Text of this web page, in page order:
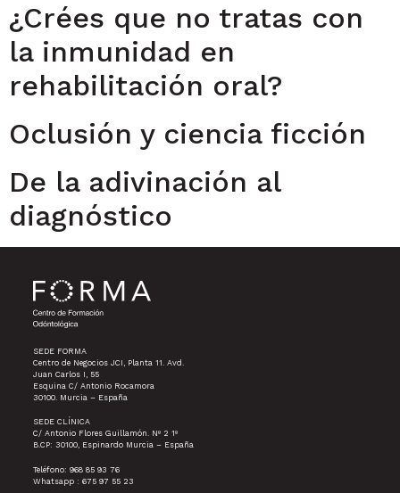
¿Crées que no tratas con
la inmunidad en
rehabilitación oral?
Oclusión y ciencia ficción
De la adivinación al
diagnóstico
SEDE FORMA
Centro de Negocios JCI, Planta 11. Avd.
Juan Carlos I, 55
Esquina C/ Antonio Rocamora
30100. Murcia – España
SEDE CLÍNICA
C/ Antonio Flores Guillamón. Nº 2 1º
B.CP: 30100, Espinardo Murcia – España
Teléfono: 968 85 93 76
Whatsapp : 675 97 55 23